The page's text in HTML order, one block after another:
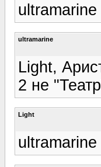
ultramarine
ultramarine
Light,
2 не
Light
ultramarine